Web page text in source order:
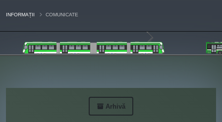
INFORMAȚII COMUNICATE
Arhivă